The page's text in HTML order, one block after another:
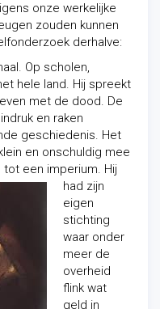
onze werkelijke
zouden kunnen
derhalve:
Op scholen,
hele land. Hij spreekt
met de dood. De
en raken
geschiedenis. Het
en onschuldig mee
een imperium. Hij
had zijn
eigen
stichting
waar onder
meer de
overheid
flink wat
geld in